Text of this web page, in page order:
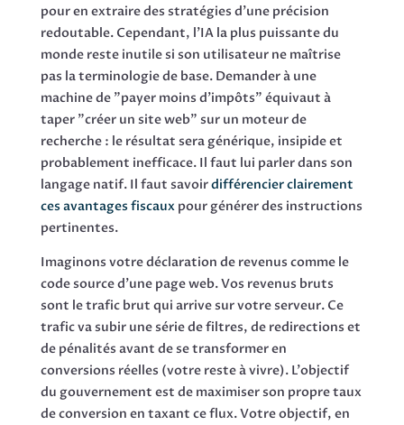
pour en extraire des stratégies d'une précision
redoutable. Cependant, l'IA la plus puissante du
monde reste inutile si son utilisateur ne maîtrise
pas la terminologie de base. Demander à une
machine de "payer moins d'impôts" équivaut à
taper "créer un site web" sur un moteur de
recherche : le résultat sera générique, insipide et
probablement inefficace. Il faut lui parler dans son
langage natif. Il faut savoirdifférencier clairement
ces avantages fiscauxpour générer des instructions
pertinentes.
Imaginons votre déclaration de revenus comme le
code source d'une page web. Vos revenus bruts
sont le trafic brut qui arrive sur votre serveur. Ce
trafic va subir une série de filtres, de redirections et
de pénalités avant de se transformer en
conversions réelles (votre reste à vivre). L'objectif
du gouvernement est de maximiser son propre taux
de conversion en taxant ce flux. Votre objectif, en